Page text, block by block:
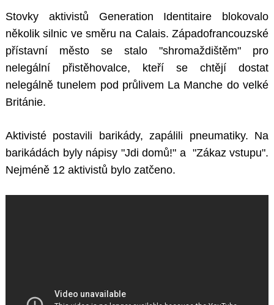
Stovky aktivistů Generation Identitaire blokovalo
několik silnic ve směru na Calais. Západofrancouzské
přístavní město se stalo "shromaždištěm" pro
nelegální přistěhovalce, kteří se chtějí dostat
nelegálně tunelem pod průlivem La Manche do velké
Británie.
Aktivisté postavili barikády, zapálili pneumatiky. Na
barikádách byly nápisy "Jdi domů!" a "Zákaz vstupu".
Nejméně 12 aktivistů bylo zatčeno.